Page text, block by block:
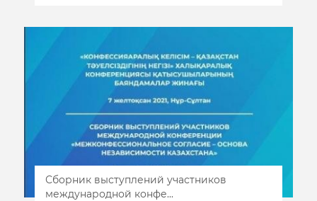
Сборник выступлений участников
международной конфе...